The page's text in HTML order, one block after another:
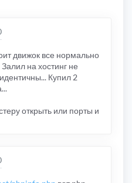
движок все нормально
на хостинг не
Купил 2
открыть или порты и